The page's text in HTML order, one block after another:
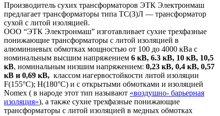
Производитель сухих трансформаторов ЭТК Электронмаш
предлагает трансформаторы типа ТС(З)Л — трансформатор
сухой с литой изоляцией.
ООО “ЭТК Электронмаш” изготавливает сухие трехфазные
понижающие трансформаторы с литой изоляцией в
алюминиевых обмотках мощностью от 100 до 4000 кВа с
номинальным высшим напряжением 6 кВ, 6.3 кВ, 10 кВ, 10,5
кВ, номинальным низшим напряжением: 0,23 кВ, 0,4 кВ, 0,57
кВ и 0,69 кВ, классом нагервостойкости литой изоляции
F(155°C); H(180°C) и c открытыми обмотками и изоляцией
Nomex ( в народе этот тип называют «воздушно- барьерная
изоляция»), а также сухие трехфазные понижающие
трансформаторы с литой изоляцией в медных обмотках